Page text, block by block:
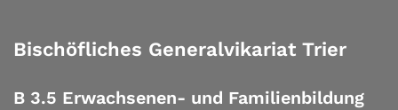
Bischöfliches Generalvikariat Trier
B 3.5 Erwachsenen- und Familienbildung